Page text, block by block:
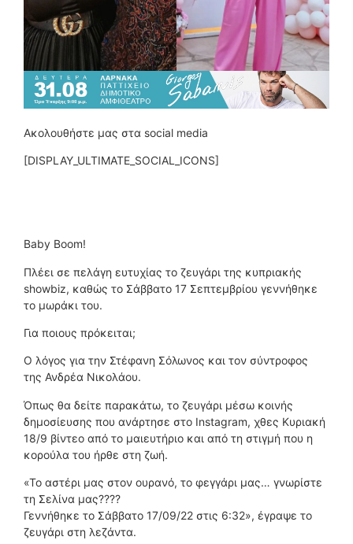
Ακολουθήστε μας στα social media
[DISPLAY_ULTIMATE_SOCIAL_ICONS]
Baby Boom!
Πλέει σε πελάγη ευτυχίας το ζευγάρι της κυπριακής
showbiz, καθώς το Σάββατο 17 Σεπτεμβρίου γεννήθηκε
το μωράκι του.
Για ποιους πρόκειται;
Ο λόγος για την Στέφανη Σόλωνος και τον σύντροφος
της Ανδρέα Νικολάου.
Όπως θα δείτε παρακάτω, το ζευγάρι μέσω κοινής
δημοσίευσης που ανάρτησε στο Instagram, χθες Κυριακή
18/9 βίντεο από το μαιευτήριο και από τη στιγμή που η
κορούλα του ήρθε στη ζωή.
«Το αστέρι μας στον ουρανό, το φεγγάρι μας… γνωρίστε
τη Σελίνα μας????
Γεννήθηκε το Σάββατο 17/09/22 στις 6:32», έγραψε το
ζευγάρι στη λεζάντα.